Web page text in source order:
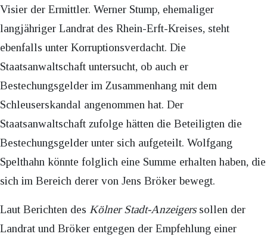
Visier der Ermittler. Werner Stump, ehemaliger
langjähriger Landrat des Rhein-Erft-Kreises, steht
ebenfalls unter Korruptionsverdacht. Die
Staatsanwaltschaft untersucht, ob auch er
Bestechungsgelder im Zusammenhang mit dem
Schleuserskandal angenommen hat. Der
Staatsanwaltschaft zufolge hätten die Beteiligten die
Bestechungsgelder unter sich aufgeteilt. Wolfgang
Spelthahn könnte folglich eine Summe erhalten haben, die
sich im Bereich derer von Jens Bröker bewegt.
Laut Berichten des Kölner Stadt-Anzeigerssollen der
Landrat und Bröker entgegen der Empfehlung einer